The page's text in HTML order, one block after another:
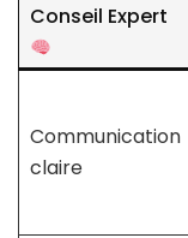
Conseil Expert
Communication
claire